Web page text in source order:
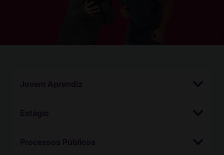
Jovem Aprendiz
Estágio
Processos Públicos